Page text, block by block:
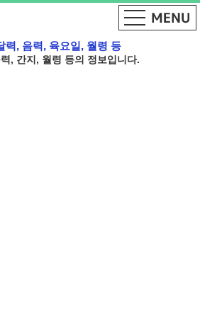
력, 음력, 육요일, 월령 등
, 간지, 월령 등의 정보입니다.